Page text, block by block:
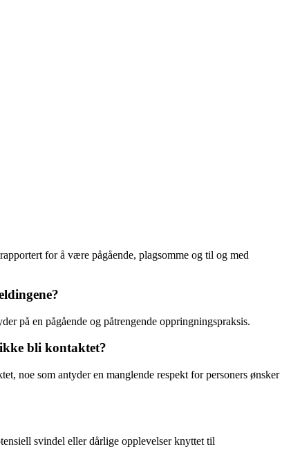
for å være pågående, plagsomme og til og med
på en pågående og påtrengende oppringningspraksis.
bli kontaktet?
noe som antyder en manglende respekt for personers ønsker
svindel eller dårlige opplevelser knyttet til